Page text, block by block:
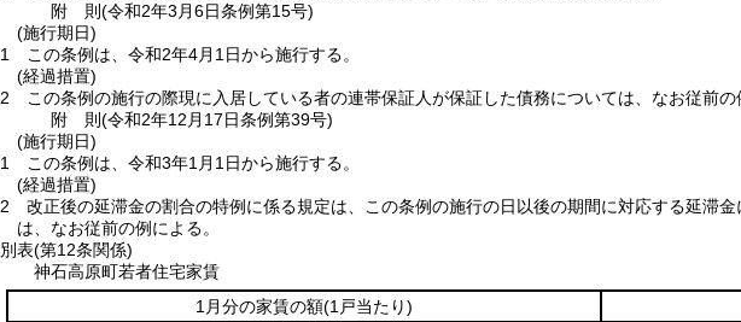
附 則(令和2年3月6日条例第15号)
(施行期日)
1
この条例は、令和2年4月1日から施行する。
(経過措置)
2
この条例の施行の際現に入居している者の連帯保証人が保証した債務については、なお従前の
附 則(令和2年12月17日条例第39号)
(施行期日)
1
この条例は、令和3年1月1日から施行する。
(経過措置)
2
改正後の延滞金の割合の特例に係る規定は、この条例の施行の日以後の期間に対応する延滞
は、なお従前の例による。
別表(第12条関係)
神石高原町若者住宅家賃
1月分の家賃の額(1戸当たり)